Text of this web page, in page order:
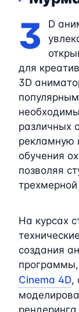
3
D
для
3D
различных
рекламную
обучения
позволяя
На курсах
создания
программы,
Cinema 4D,